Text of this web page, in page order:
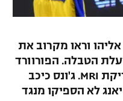
וראו מקרוב את
63:107 על נועלת הטבלה. הפורוורד
הצעיר נפגע בברכו ויעבור בדיקת MRI. ג'ונס כיכב